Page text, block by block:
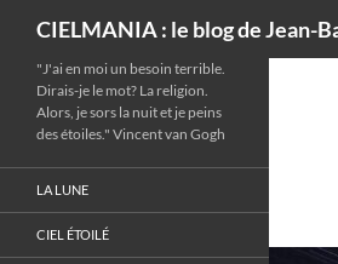
CIELMANIA : le blog de Jean-
"J'ai en moi un besoin terrible.
Dirais-je le mot? La religion.
Alors, je sors la nuit et je peins
des étoiles." Vincent van Gogh
LA LUNE
CIEL ÉTOILÉ